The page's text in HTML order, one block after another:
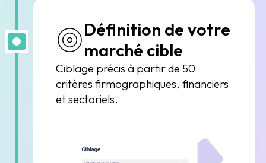
Définition de votre
marché cible
Ciblage précis à partir de 50
critères firmographiques, financiers
et sectoriels.